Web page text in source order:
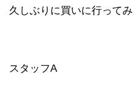
久しぶりに買いに行ってみ
スタッフA